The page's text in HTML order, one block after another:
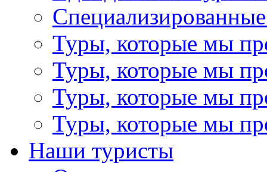
Туры, которые мы
Туры, которые мы
Туры, которые мы
Туры, которые мы
Наши туристы